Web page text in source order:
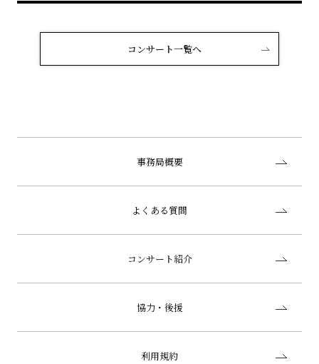
コンサート一覧へ
事務局概要
よくある質問
コンサート紹介
協力・後援
利用規約